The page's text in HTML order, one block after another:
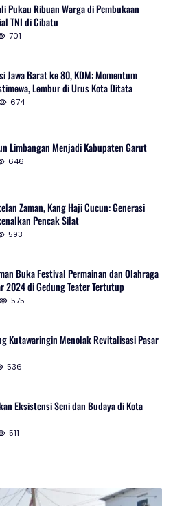
Pukau Ribuan Warga di Pembukaan
TNI di Cibatu
701
Jawa Barat ke 80, KDM: Momentum
Lembur di Urus Kota Ditata
674
Limbangan Menjadi Kabupaten Garut
646
Zaman, Kang Haji Cucun: Generasi
Pencak Silat
593
Buka Festival Permainan dan Olahraga
2024 di Gedung Teater Tertutup
575
Kutawaringin Menolak Revitalisasi Pasar
536
Eksistensi Seni dan Budaya di Kota
511